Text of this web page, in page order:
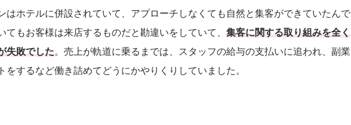
はホテルに併設されていて、アプローチしなくても自然と集客ができていたんで
てもお客様は来店するものだと勘違いをしていて、 集客に関する取り組みを全く
失敗でした。売上が軌道に乗るまでは、スタッフの給与の支払いに追われ、副業
をするなど働き詰めてどうにかやりくりしていました。